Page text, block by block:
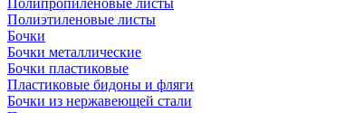
Полипропиленовые листы
Полиэтиленовые листы
Бочки
Бочки металлические
Бочки пластиковые
Пластиковые бидоны и фляги
Бочки из нержавеющей стали